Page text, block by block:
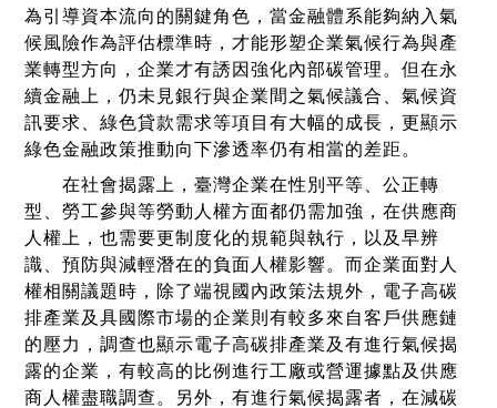
為引導資本流向的關鍵角色，當金融體系能夠納入氣
候風險作為評估標準時，才能形塑企業氣候行為與產
業轉型方向，企業才有誘因強化內部碳管理。但在永
續金融上，仍未見銀行與企業間之氣候議合、氣候資
訊要求、綠色貸款需求等項目有大幅的成長，更顯示
綠色金融政策推動向下滲透率仍有相當的差距。
在社會揭露上，臺灣企業在性別平等、公正轉
型、勞工參與等勞動人權方面都仍需加強，在供應商
人權上，也需要更制度化的規範與執行，以及早辨
識、預防與減輕潛在的負面人權影響。而企業面對人
權相關議題時，除了端視國內政策法規外，電子高碳
排產業及具國際市場的企業則有較多來自客戶供應鏈
的壓力，調查也顯示電子高碳排產業及有進行氣候揭
露的企業，有較高的比例進行工廠或營運據點及供應
商人權盡職調查。另外，有進行氣候揭露者，在減碳